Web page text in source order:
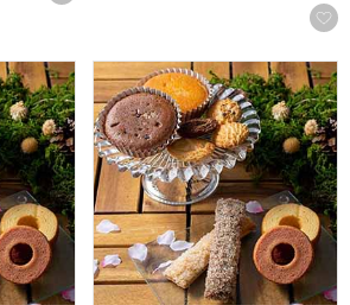
ト 芽吹き 16個入[MRM-03A]【年間ギ
森の庭 焼き菓子アソート フ